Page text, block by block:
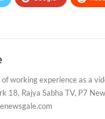
working experience as a
18, Rajya Sabha TV, P7